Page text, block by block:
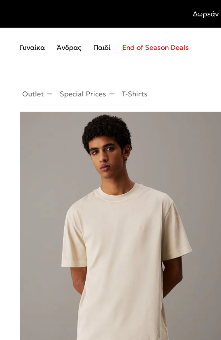
Δωρεάν
Γυναίκα Άνδρας Παιδί End of Season Deals
Outlet Special Prices T-Shirts